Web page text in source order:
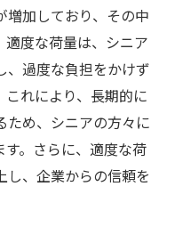
増加しており、その中
度な荷量は、シニア
、過度な負担をかけず
れにより、長期的に
ため、シニアの方々に
す。さらに、適度な荷
し、企業からの信頼を